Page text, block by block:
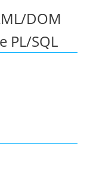
DOM
PL/SQL